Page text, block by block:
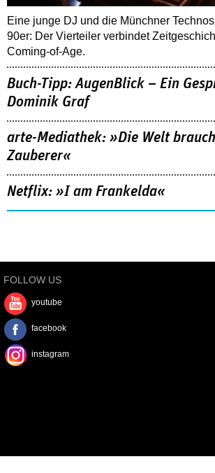
Eine junge DJ und die Münchner
90er: Der Vierteiler verbindet
Coming-of-Age.
Buch-Tipp: AugenBlick – Ein
Dominik Graf
arte-Mediathek: »Die Welt
Zauberer«
Netflix: »I am Frankelda«
FOLLOW US
youtube
facebook
instagram